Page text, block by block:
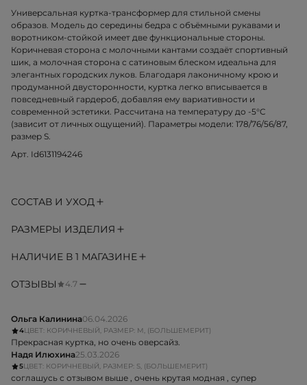
Универсальная куртка-трансформер для стильной смены
образов. Модель до середины бедра с объёмными рукавами и
воротником-стойкой имеет две функциональные стороны.
Коричневая сторона с молочными кантами создаёт спортивный
шик, а молочная сторона с сатиновым блеском идеальна для
элегантных городских луков. Благодаря лаконичному крою и
продуманной двусторонности, куртка легко вписывается в
повседневный гардероб, добавляя ему вариативности и
современной эстетики. Рассчитана на температуру до -5°C
(зависит от личных ощущений). Параметры модели: 178/76/56/87,
размер S.
Арт. Id6131194246
СОСТАВ И УХОД
РАЗМЕРЫ ИЗДЕЛИЯ
НАЛИЧИЕ В 1 МАГАЗИНЕ
ОТЗЫВЫ 4.7
Ольга Калинина06.04.2026
4ЦВЕТ: КОРИЧНЕВЫЙ, РАЗМЕР: M, (БОЛЬШЕМЕРИТ)
Прекрасная куртка, но очень оверсайз.
Надя Илюхина25.03.2026
5ЦВЕТ: КОРИЧНЕВЫЙ, РАЗМЕР: S, (БОЛЬШЕМЕРИТ)
соглашусь с отзывом выше , очень крутая модная , супер